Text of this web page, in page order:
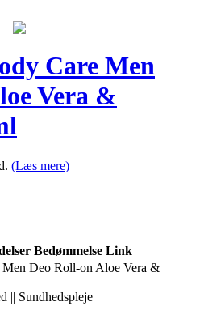
Care Men
Vera &
(Læs mere)
Bedømmelse Link
Deo Roll-on Aloe Vera &
|| Sundhedspleje